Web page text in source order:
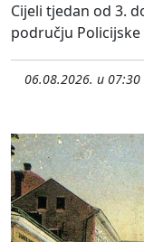
Cijeli tjedan od 3.
području Policijske
06.08.2026. u 07:30